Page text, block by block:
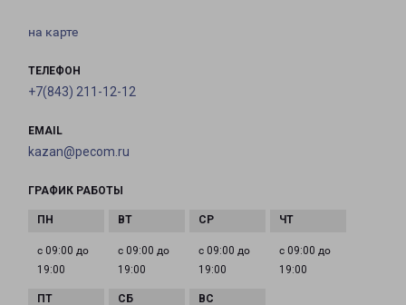
на карте
ТЕЛЕФОН
+7(843) 211-12-12
EMAIL
kazan@pecom.ru
ГРАФИК РАБОТЫ
с 09:00 до
19:00
с 09:00 до
19:00
с 09:00 до
19:00
с 09:00 до
19:00